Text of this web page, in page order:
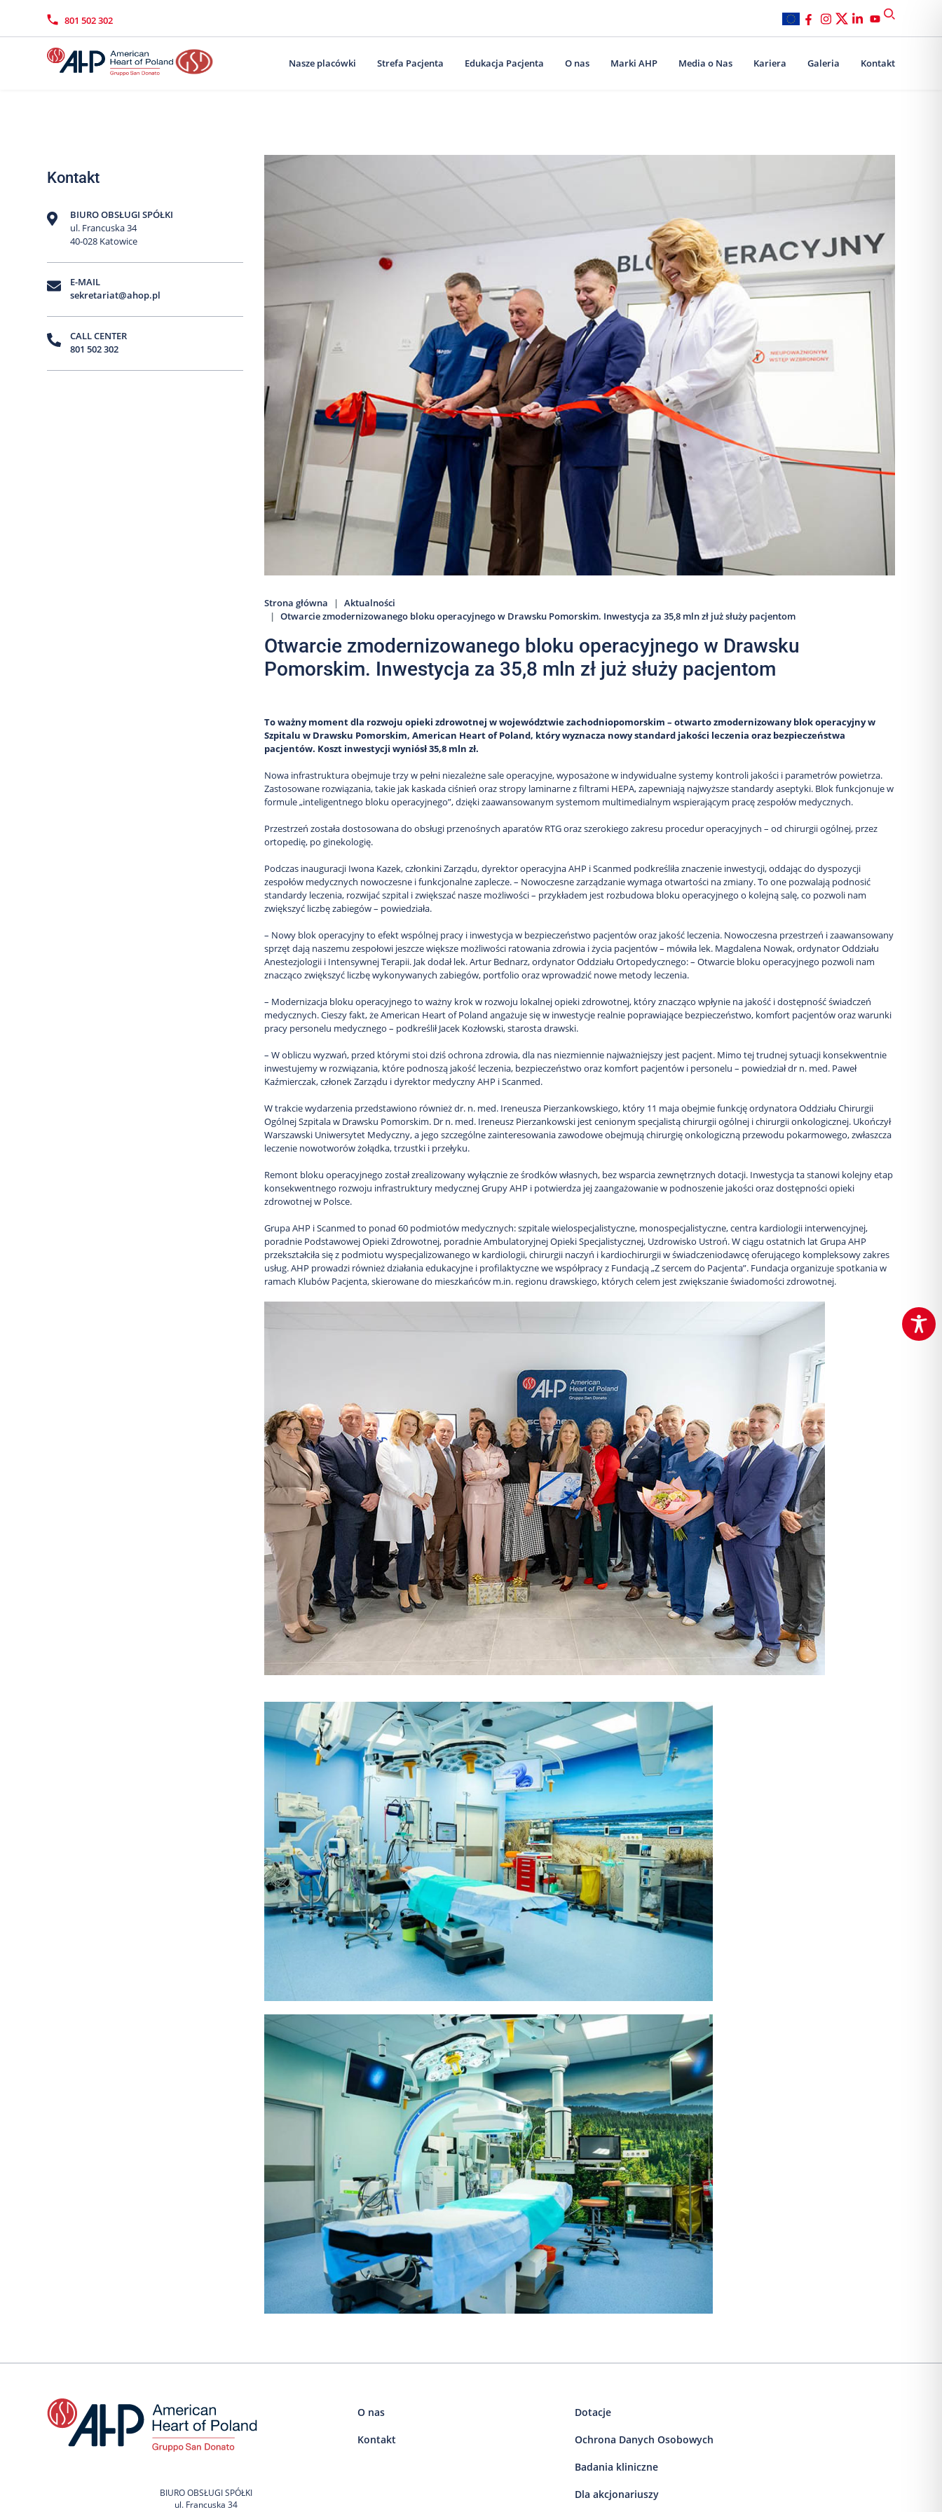
801 502 302
Nasze placówki Strefa Pacjenta Edukacja Pacjenta O nas Marki AHP Media o Nas Kariera Galeria Kontakt
Kontakt
BIURO OBSŁUGI SPÓŁKI
ul. Francuska 34
40-028 Katowice
E-MAIL
sekretariat@ahop.pl
CALL CENTER
801 502 302
Strona główna
Aktualności
Otwarcie zmodernizowanego bloku operacyjnego w Drawsku Pomorskim. Inwestycja za 35,8 mln zł już służy pacjentom
Otwarcie zmodernizowanego bloku operacyjnego w Drawsku
Pomorskim. Inwestycja za 35,8 mln zł już służy pacjentom
To ważny moment dla rozwoju opieki zdrowotnej w województwie zachodniopomorskim – otwarto zmodernizowany blok operacyjny w
Szpitalu w Drawsku Pomorskim, American Heart of Poland, który wyznacza nowy standard jakości leczenia oraz bezpieczeństwa
pacjentów. Koszt inwestycji wyniósł 35,8 mln zł.
Nowa infrastruktura obejmuje trzy w pełni niezależne sale operacyjne, wyposażone w indywidualne systemy kontroli jakości i parametrów powietrza.
Zastosowane rozwiązania, takie jak kaskada ciśnień oraz stropy laminarne z filtrami HEPA, zapewniają najwyższe standardy aseptyki. Blok funkcjonuje w
formule „inteligentnego bloku operacyjnego”, dzięki zaawansowanym systemom multimedialnym wspierającym pracę zespołów medycznych.
Przestrzeń została dostosowana do obsługi przenośnych aparatów RTG oraz szerokiego zakresu procedur operacyjnych – od chirurgii ogólnej, przez
ortopedię, po ginekologię.
Podczas inauguracji Iwona Kazek, członkini Zarządu, dyrektor operacyjna AHP i Scanmed podkreśliła znaczenie inwestycji, oddając do dyspozycji
zespołów medycznych nowoczesne i funkcjonalne zaplecze. – Nowoczesne zarządzanie wymaga otwartości na zmiany. To one pozwalają podnosić
standardy leczenia, rozwijać szpital i zwiększać nasze możliwości – przykładem jest rozbudowa bloku operacyjnego o kolejną salę, co pozwoli nam
zwiększyć liczbę zabiegów – powiedziała.
– Nowy blok operacyjny to efekt wspólnej pracy i inwestycja w bezpieczeństwo pacjentów oraz jakość leczenia. Nowoczesna przestrzeń i zaawansowany
sprzęt dają naszemu zespołowi jeszcze większe możliwości ratowania zdrowia i życia pacjentów – mówiła lek. Magdalena Nowak, ordynator Oddziału
Anestezjologii i Intensywnej Terapii. Jak dodał lek. Artur Bednarz, ordynator Oddziału Ortopedycznego: – Otwarcie bloku operacyjnego pozwoli nam
znacząco zwiększyć liczbę wykonywanych zabiegów, portfolio oraz wprowadzić nowe metody leczenia.
– Modernizacja bloku operacyjnego to ważny krok w rozwoju lokalnej opieki zdrowotnej, który znacząco wpłynie na jakość i dostępność świadczeń
medycznych. Cieszy fakt, że American Heart of Poland angażuje się w inwestycje realnie poprawiające bezpieczeństwo, komfort pacjentów oraz warunki
pracy personelu medycznego – podkreślił Jacek Kozłowski, starosta drawski.
– W obliczu wyzwań, przed którymi stoi dziś ochrona zdrowia, dla nas niezmiennie najważniejszy jest pacjent. Mimo tej trudnej sytuacji konsekwentnie
inwestujemy w rozwiązania, które podnoszą jakość leczenia, bezpieczeństwo oraz komfort pacjentów i personelu – powiedział dr n. med. Paweł
Kaźmierczak, członek Zarządu i dyrektor medyczny AHP i Scanmed.
W trakcie wydarzenia przedstawiono również dr. n. med. Ireneusza Pierzankowskiego, który 11 maja obejmie funkcję ordynatora Oddziału Chirurgii
Ogólnej Szpitala w Drawsku Pomorskim. Dr n. med. Ireneusz Pierzankowski jest cenionym specjalistą chirurgii ogólnej i chirurgii onkologicznej. Ukończył
Warszawski Uniwersytet Medyczny, a jego szczególne zainteresowania zawodowe obejmują chirurgię onkologiczną przewodu pokarmowego, zwłaszcza
leczenie nowotworów żołądka, trzustki i przełyku.
Remont bloku operacyjnego został zrealizowany wyłącznie ze środków własnych, bez wsparcia zewnętrznych dotacji. Inwestycja ta stanowi kolejny etap
konsekwentnego rozwoju infrastruktury medycznej Grupy AHP i potwierdza jej zaangażowanie w podnoszenie jakości oraz dostępności opieki
zdrowotnej w Polsce.
Grupa AHP i Scanmed to ponad 60 podmiotów medycznych: szpitale wielospecjalistyczne, monospecjalistyczne, centra kardiologii interwencyjnej,
poradnie Podstawowej Opieki Zdrowotnej, poradnie Ambulatoryjnej Opieki Specjalistycznej, Uzdrowisko Ustroń. W ciągu ostatnich lat Grupa AHP
przekształciła się z podmiotu wyspecjalizowanego w kardiologii, chirurgii naczyń i kardiochirurgii w świadczeniodawcę oferującego kompleksowy zakres
usług. AHP prowadzi również działania edukacyjne i profilaktyczne we współpracy z Fundacją „Z sercem do Pacjenta”. Fundacja organizuje spotkania w
ramach Klubów Pacjenta, skierowane do mieszkańców m.in. regionu drawskiego, których celem jest zwiększanie świadomości zdrowotnej.
BIURO OBSŁUGI SPÓŁKI
ul. Francuska 34
O nas
Kontakt
Dotacje
Ochrona Danych Osobowych
Badania kliniczne
Dla akcjonariuszy